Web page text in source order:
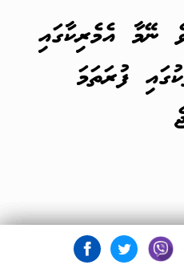
ނޭމާ އެމެރިކާގައި
ފުރަތަމަ